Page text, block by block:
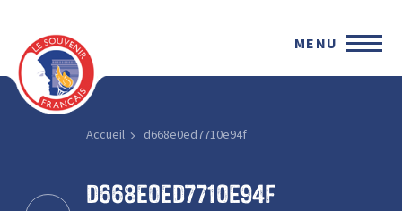
MENU
Accueil d668e0ed7710e94f
d668e0ed7710e94f